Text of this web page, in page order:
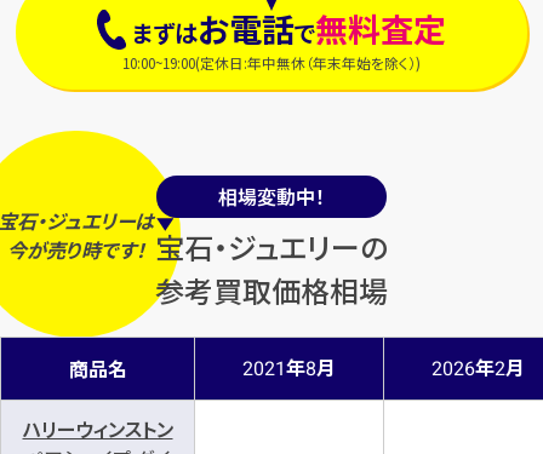
まずはお電話で無料査定
10:00~19:00(定休日:年中無休（年末年始を除く）)
相場変動中！
宝石・ジュエリーの
参考買取価格相場
石・ジュエリーは
今が売り時です！
商品名 2021年8月 2026年2月
ハリーウィンストン